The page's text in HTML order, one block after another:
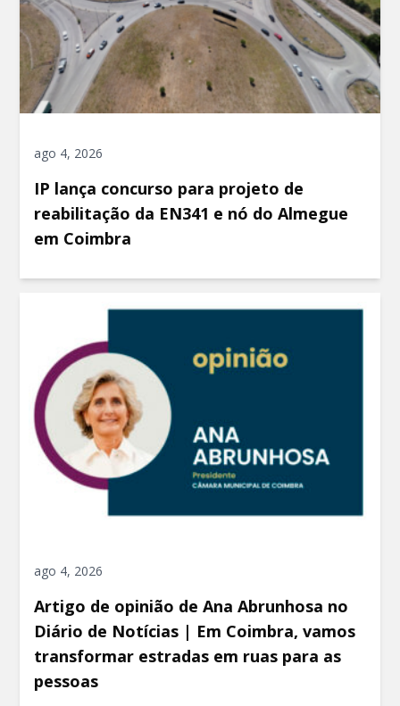
ago 4, 2026
IP lança concurso para projeto de
reabilitação da EN341 e nó do Almegue
em Coimbra
ago 4, 2026
Artigo de opinião de Ana Abrunhosa no
Diário de Notícias | Em Coimbra, vamos
transformar estradas em ruas para as
pessoas